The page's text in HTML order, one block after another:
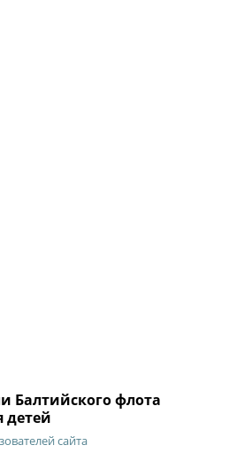
Балтийского флота
детей
сайта